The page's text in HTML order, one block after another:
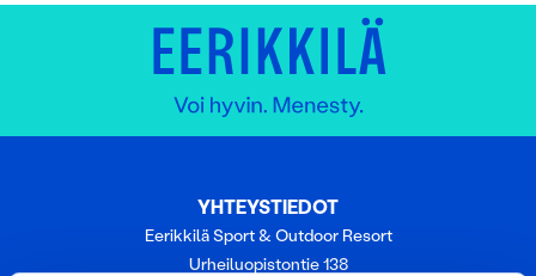
YHTEYSTIEDOT
Eerikkilä Sport & Outdoor Resort
Urheiluopistontie 138